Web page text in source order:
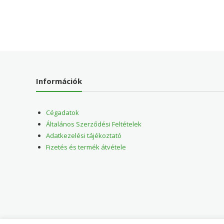
Információk
Cégadatok
Általános Szerződési Feltételek
Adatkezelési tájékoztató
Fizetés és termék átvétele